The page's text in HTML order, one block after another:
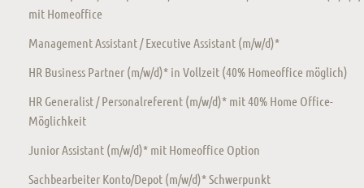
mit Homeoffice
Management Assistant / Executive Assistant (m/w/d)*
HR Business Partner (m/w/d)* in Vollzeit (40% Homeoffice möglich)
HR Generalist / Personalreferent (m/w/d)* mit 40% Home Office-
Möglichkeit
Junior Assistant (m/w/d)* mit Homeoffice Option
Sachbearbeiter Konto/Depot (m/w/d)* Schwerpunkt